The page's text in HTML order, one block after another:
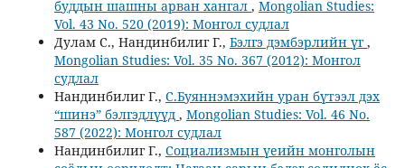
буддын шашны арван хангал , Mongolian Studies:
Vol. 43 No. 520 (2019): Монгол судлал
Дулам С., Нандинбилиг Г., Бэлгэ дэмбэрлийн үг,
Mongolian Studies: Vol. 35 No. 367 (2012): Монгол
судлал
Нандинбилиг Г., С.Буяннэмэхийн уран бүтээл дэх
“шинэ” бэлгэдлүүд , Mongolian Studies: Vol. 46 No.
587 (2022): Монгол судлал
Нандинбилиг Г., Социализмын үеийн монголын